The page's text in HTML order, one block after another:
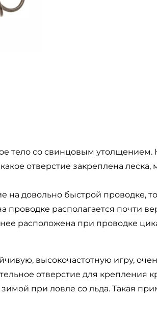
тело со свинцовым
отверстие закреплена
на довольно быстрой проводке,
проводке располагается почти
расположена при проводке
высокочастотную игру,
отверстие для крепления
при ловле со льда. Такая